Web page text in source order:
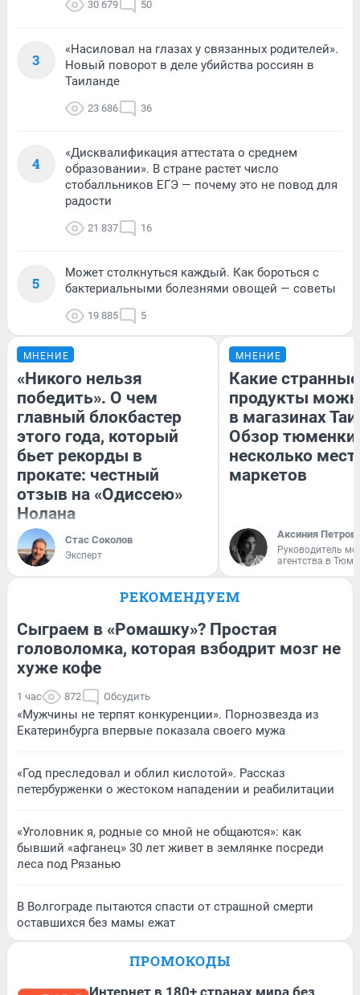
30 679 50
3
«Насиловал на глазах у связанных родителей».
Новый поворот в деле убийства россиян в
Таиланде
23 686 36
4
«Дисквалификация аттестата о среднем
образовании». В стране растет число
стобалльников ЕГЭ — почему это не повод для
радости
21 837 16
5
Может столкнуться каждый. Как бороться с
бактериальными болезнями овощей — советы
19 885 5
МНЕНИЕ
«Никого нельзя
победить». О чем
главный блокбастер
этого года, который
бьет рекорды в
прокате: честный
отзыв на «Одиссею»
Нолана
Стас Соколов
Эксперт
МНЕНИЕ
Какие странные
продукты
в магазинах
Обзор тюменки
несколько
маркетов
Аксиния
Руководитель
агентства в
РЕКОМЕНДУЕМ
Сыграем в «Ромашку»? Простая
головоломка, которая взбодрит мозг не
хуже кофе
1 час 872 Обсудить
«Мужчины не терпят конкуренции». Порнозвезда из
Екатеринбурга впервые показала своего мужа
«Год преследовал и облил кислотой». Рассказ
петербурженки о жестоком нападении и реабилитации
«Уголовник я, родные со мной не общаются»: как
бывший «афганец» 30 лет живет в землянке посреди
леса под Рязанью
В Волгограде пытаются спасти от страшной смерти
оставшихся без мамы ежат
ПРОМОКОДЫ
Интернет в 180+ странах мира без